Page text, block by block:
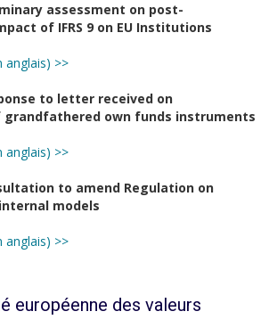
assessment on post-
of IFRS 9 on EU Institutions
anglais) >>
to letter received on
own funds instruments
anglais) >>
to amend Regulation on
models
anglais) >>
européenne des valeurs